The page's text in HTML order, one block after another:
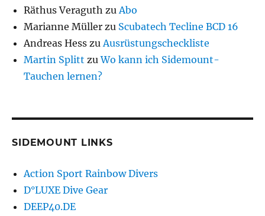
Räthus Veraguth zu Abo
Marianne Müller zu Scubatech Tecline BCD 16
Andreas Hess zu Ausrüstungscheckliste
Martin Splitt zuWo kann ich Sidemount-
Tauchen lernen?
SIDEMOUNT LINKS
Action Sport Rainbow Divers
D°LUXE Dive Gear
DEEP40.DE